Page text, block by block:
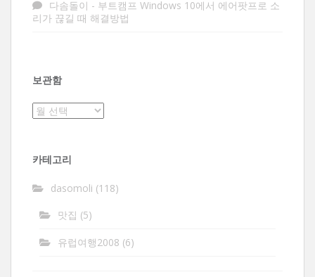
다솜돌이 - 부트캠프 Windows 10에서 에어팟프로 소
리가 끊길 때 해결방법
보관함
보
카테고리
dasomoli (118)
맛집 (5)
유럽여행2008 (6)